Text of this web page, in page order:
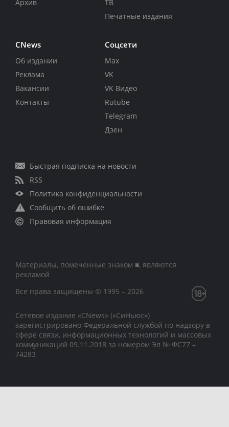
Архив
ТВ
Печатные издания
CNews
Об издании
Реклама
Вакансии
Контакты
Соцсети
Max
VK
VK Видео
Rutube
Telegram
Дзен
Быстрая подписка на новости
RSS
Политика конфиденциальности
Сообщить об ошибке
Правовая информация
Материалы, помеченные знаком ■, являются
рекламой
Все права защищены © 1995 – 2026
Сетевое издание «CNews» («СиНьюс»)
зарегистрировано Федеральной службой по надзору в
сфере связи, информационных технологий и массовых
коммуникаций 09.11.2018 за номером Эл № ФС77 –
74283